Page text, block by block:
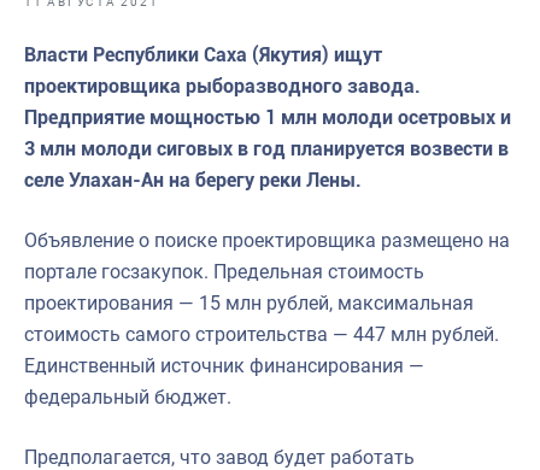
Выставки и конференции
Научно-практическая литература
Рыбоохрана России
Инфографика
Укрепление духовно-нравственных ценностей
События в России и мире
Власти Республики Саха (Якутия) ищут
проектировщика рыборазводного завода.
Предприятие мощностью 1 млн молоди осетровых и
3 млн молоди сиговых в год планируется возвести в
селе Улахан-Ан на берегу реки Лены.
Объявление о поиске проектировщика размещено на
портале госзакупок. Предельная стоимость
проектирования — 15 млн рублей, максимальная
стоимость самого строительства — 447 млн рублей.
Единственный источник финансирования —
федеральный бюджет.
Предполагается, что завод будет работать